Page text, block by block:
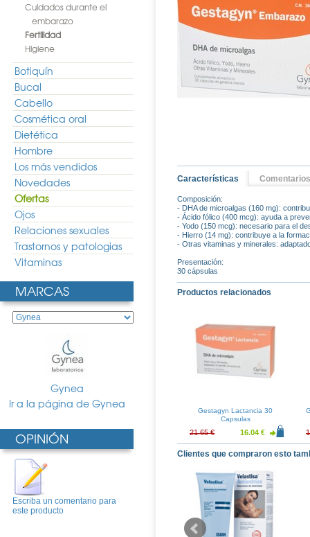
Cuidados durante el
embarazo
Fertilidad
Higiene
Botiquín
Bucal
Cabello
Cosmética oral
Dietética
Hombre
Los más vendidos
Novedades
Ofertas
Ojos
Relaciones sexuales
Trastornos y patologias
Vitaminas
MARCAS
Gynea
Ir a la página de Gynea
OPINIÓN
Escriba un comentario para
este producto
Características Comentarios
Composición:
- DHA de microalgas (160 mg):
- Ácido fólico (400 mcg): ayuda a
- Yodo (150 mcg): necesario para el
- Hierro (14 mg): contribuye a la
- Otras vitaminas y minerales:
Presentación:
30 cápsulas
Productos relacionados
Gestagyn Lactancia 30
Capsulas
21.65 € 16.04 €
Clientes que compraron esto